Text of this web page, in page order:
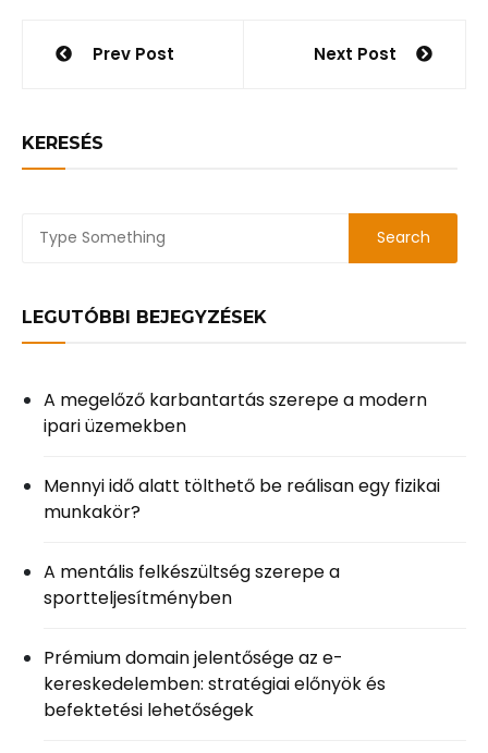
Bejegyzés
Prev Post Next Post
KERESÉS
LEGUTÓBBI BEJEGYZÉSEK
A megelőző karbantartás szerepe a modern
ipari üzemekben
Mennyi idő alatt tölthető be reálisan egy fizikai
munkakör?
A mentális felkészültség szerepe a
sportteljesítményben
Prémium domain jelentősége az e-
kereskedelemben: stratégiai előnyök és
befektetési lehetőségek